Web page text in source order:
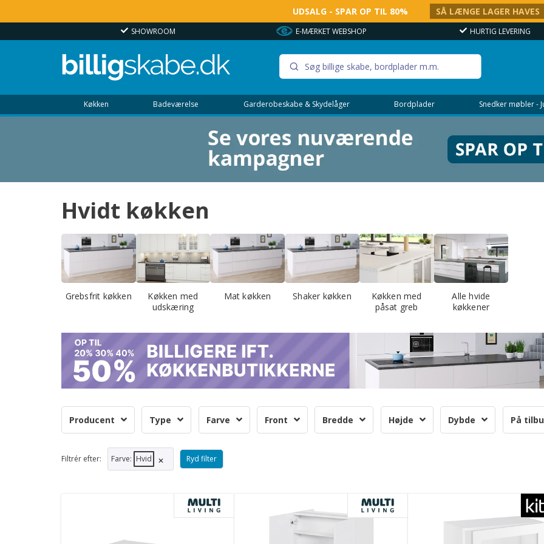
UDSALG - SPAR OP TIL 80% SÅ LÆNGE LAGER HAVES
SHOWROOM E-MÆRKET WEBSHOP HURTIG LEVERING
Køkken Badeværelse Garderobeskabe & Skydelåger Bordplader Snedker møbler -
Hvidt køkken
Grebsfrit køkken
Køkken med
udskæring
Mat køkken Shaker køkken
Køkken med
påsat greb
Alle hvide
køkkener
Producent Type Farve Front Bredde Højde Dybde På
Filtrér efter: Farve: Hvid ✕ Ryd filter